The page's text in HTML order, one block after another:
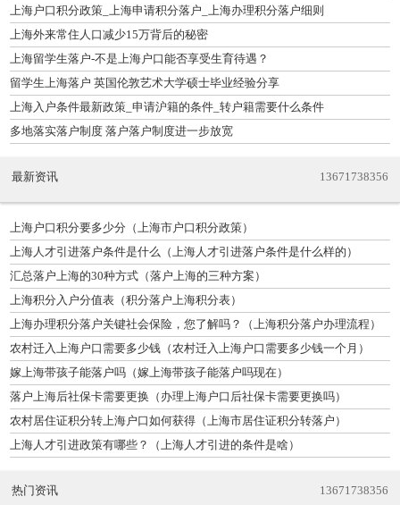
的？
上海户口积分政策_上海申请积分落户_上海办理积分落户细则
上海外来常住人口减少15万背后的秘密
上海留学生落户-不是上海户口能否享受生育待遇？
留学生上海落户 英国伦敦艺术大学硕士毕业经验分享
上海入户条件最新政策_申请沪籍的条件_转户籍需要什么条件
多地落实落户制度 落户落户制度进一步放宽
最新资讯 13671738356
上海户口积分要多少分（上海市户口积分政策）
上海人才引进落户条件是什么（上海人才引进落户条件是什么样的）
汇总落户上海的30种方式（落户上海的三种方案）
上海积分入户分值表（积分落户上海积分表）
上海办理积分落户关键社会保险，您了解吗？（上海积分落户办理流程）
农村迁入上海户口需要多少钱（农村迁入上海户口需要多少钱一个月）
嫁上海带孩子能落户吗（嫁上海带孩子能落户吗现在）
落户上海后社保卡需要更换（办理上海户口后社保卡需要更换吗）
农村居住证积分转上海户口如何获得（上海市居住证积分转落户）
上海人才引进政策有哪些？（上海人才引进的条件是啥）
热门资讯 13671738356